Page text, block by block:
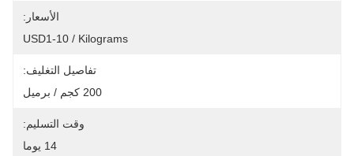
الأسعار:
USD1-10 / Kilograms
تفاصيل التغليف:
200 كجم / برميل
وقت التسليم:
14 يوما